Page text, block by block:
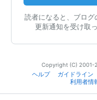
読者になると、ブログ
更新通知を受け取
Copyright (C) 2001-
ヘルプ
ガイドライン
利用者情